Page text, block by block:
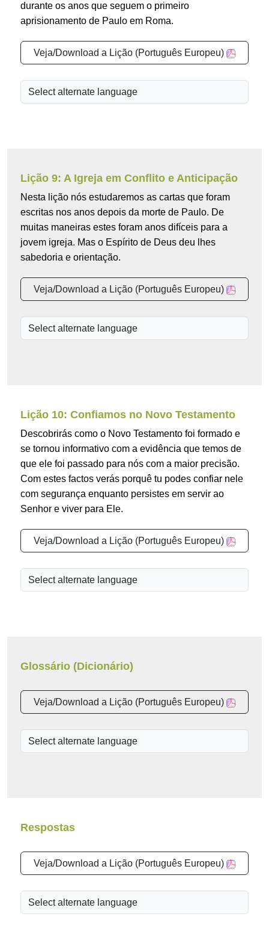
durante os anos que seguem o primeiro
aprisionamento de Paulo em Roma.
Veja/Download a Lição (Português Europeu)
Lição 9: A Igreja em Conflito e Anticipação
Nesta lição nós estudaremos as cartas que foram
escritas nos anos depois da morte de Paulo. De
muitas maneiras estes foram anos difíceis para a
jovem igreja. Mas o Espírito de Deus deu lhes
sabedoria e orientação.
Veja/Download a Lição (Português Europeu)
Lição 10: Confiamos no Novo Testamento
Descobrirás como o Novo Testamento foi formado e
se tornou informativo com a evidência que temos de
que ele foi passado para nós com a maior precisão.
Com estes factos verás porquê tu podes confiar nele
com segurança enquanto persistes em servir ao
Senhor e viver para Ele.
Veja/Download a Lição (Português Europeu)
Glossário (Dicionário)
Veja/Download a Lição (Português Europeu)
Respostas
Veja/Download a Lição (Português Europeu)